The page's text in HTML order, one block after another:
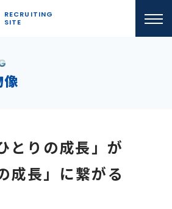
RECRUITING
SITE
とりの成長」が
成長」に繋がる